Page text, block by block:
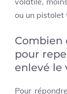
ou un pistolet
Combien
pour
enlevé le
Pour